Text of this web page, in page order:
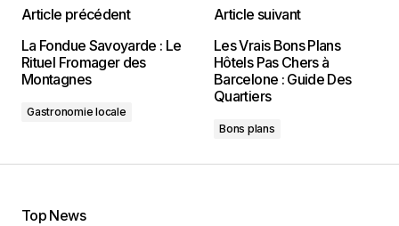
Article précédent
La Fondue Savoyarde : Le
Rituel Fromager des
Montagnes
Gastronomie locale
Article suivant
Les Vrais Bons Plans
Hôtels Pas Chers à
Barcelone : Guide Des
Quartiers
Bons plans
Top News